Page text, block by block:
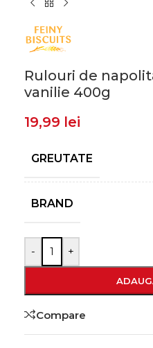
Rulouri de
vanilie 400g
19,99 lei
GREUTATE
BRAND
- +
Compare